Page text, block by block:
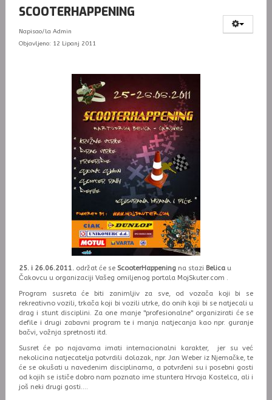
SCOOTERHAPPENING
Napisao/la Admin
Objavljeno: 12 Lipanj 2011
25. i 26.06.2011.održat će se ScooterHappeningna stazi Belicau
Čakovcu u organizaciji Vašeg omiljenog portala MojSkuter.com .
Program susreta će biti zanimljiv za sve, od vozača koji bi se
rekreativno vozili, trkača koji bi vozili utrke, do onih koji bi se natjecali u
drag i stunt disciplini. Za one manje "profesionalne" organizirati će se
defile i drugi zabavni program te i manja natjecanja kao npr. guranje
bačvi, vožnja spretnosti itd.
Susret će po najavama imati internacionalni karakter, jer su već
nekolicina natjecatelja potvrdili dolazak, npr. Jan Weber iz Njemačke, te
će se okušati u navedenim disciplinama, a potvrđeni su i posebni gosti
od kojih se ističe dobro nam poznato ime stuntera Hrvoja Kostelca, ali i
još neki drugi gosti....